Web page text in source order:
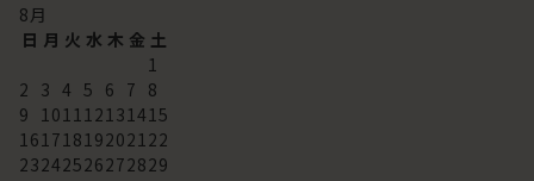
8 月
日 月 火 水 木 金 土
1
2 3 4 5 6 7 8
9
10 11 12 13 14 15
16 17 18 192021 22
23242526272829